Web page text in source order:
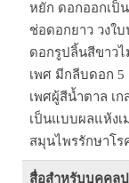
หยัก ดอกออกเป็
ช่อดอกยาว วงใ
ดอกรูปลิ้นสีขาว
เพศ มีกลีบดอก 5
เพศผู้สีน้ำตาล เ
เป็นแบบผลแห้ง
สมุนไพรรักษาโร
สื่อสำหรับบุคคลป